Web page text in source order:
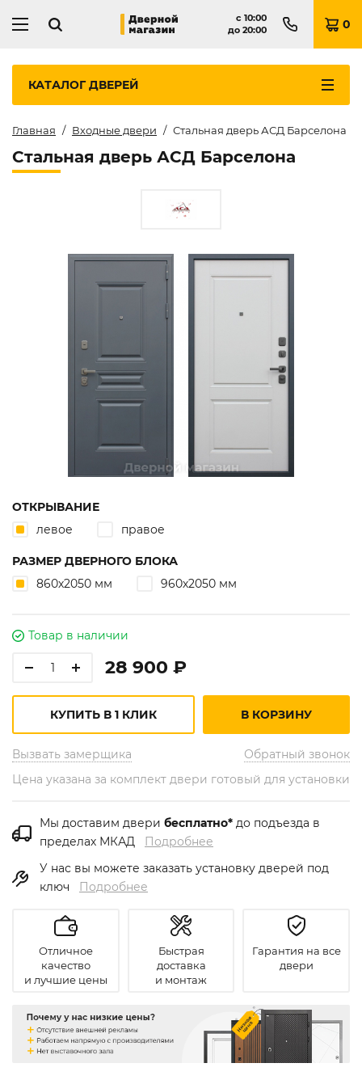
с 10:00
до 20:00 0
КАТАЛОГДВЕРЕЙ
Главная Входные двери Стальная дверь АСД Барселона
Стальная дверь АСД Барселона
ОТКРЫВАНИЕ
левое
правое
РАЗМЕР ДВЕРНОГО БЛОКА
860х2050 мм
960х2050 мм
Товар в наличии
28 900 ₽
Вызвать замерщика Обратный звонок
КУПИТЬ В 1 КЛИК В КОРЗИНУ
Цена указана за комплект двери готовый для установки
Мы доставим двери бесплатно* до подъезда в
пределах МКАД Подробнее
У нас вы можете заказать установку дверей под
ключ Подробнее
Отличное
качество
и лучшие цены
Быстрая
доставка
и монтаж
Гарантия на все
двери